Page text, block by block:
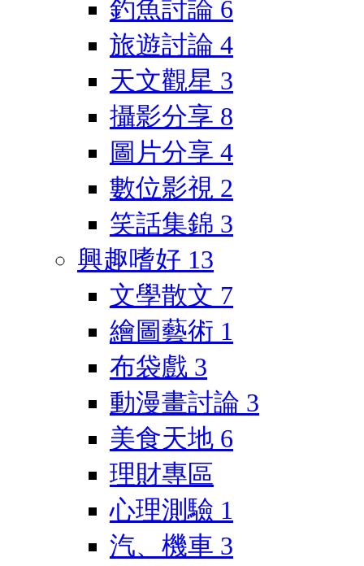
釣魚討論 6
旅遊討論 4
天文觀星 3
攝影分享 8
圖片分享 4
數位影視 2
笑話集錦 3
興趣嗜好 13
文學散文 7
繪圖藝術 1
布袋戲 3
動漫畫討論 3
美食天地 6
理財專區
心理測驗 1
汽、機車 3